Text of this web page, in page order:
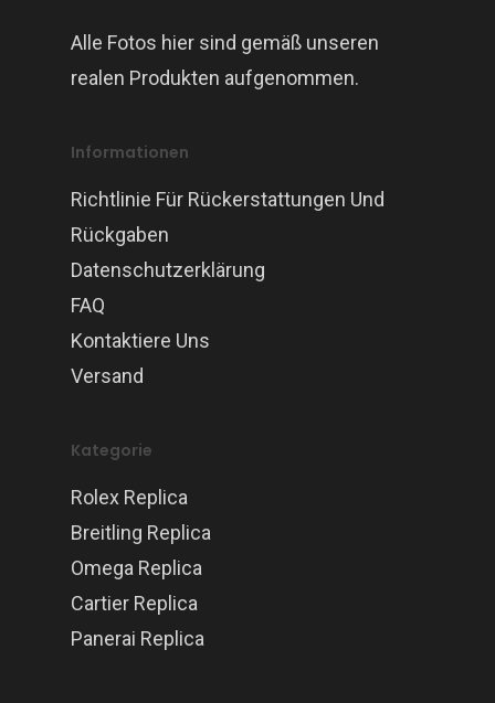
Alle Fotos hier sind gemäß unseren
realen Produkten aufgenommen.
Informationen
Richtlinie Für Rückerstattungen Und
Rückgaben
Datenschutzerklärung
FAQ
Kontaktiere Uns
Versand
Kategorie
Rolex Replica
Breitling Replica
Omega Replica
Cartier Replica
Panerai Replica